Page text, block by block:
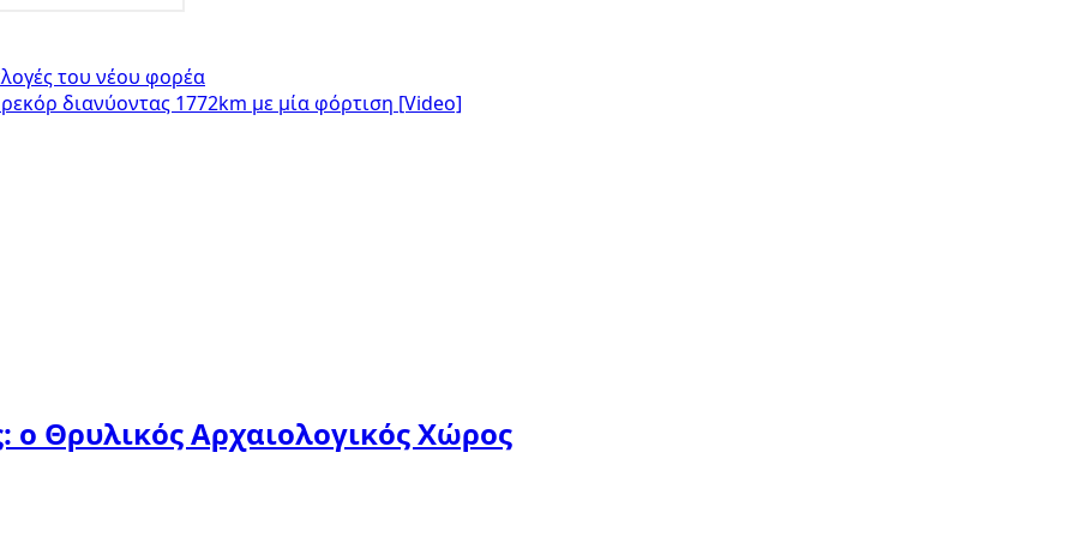
του νέου φορέα
διανύοντας 1772km με μία φόρτιση [Video]
ο Θρυλικός Αρχαιολογικός Χώρος